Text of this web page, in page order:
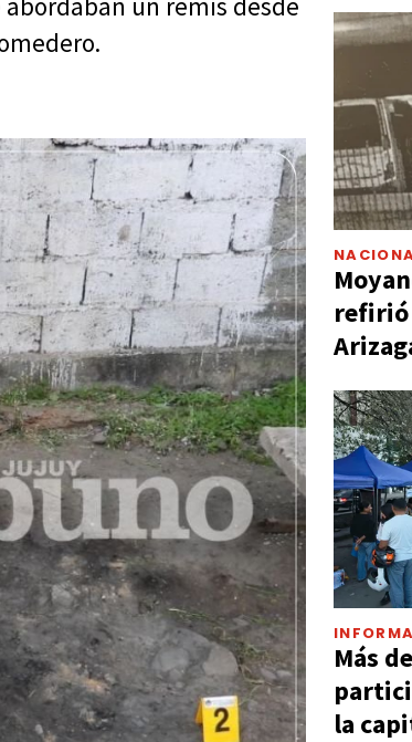
refirió
Más
la